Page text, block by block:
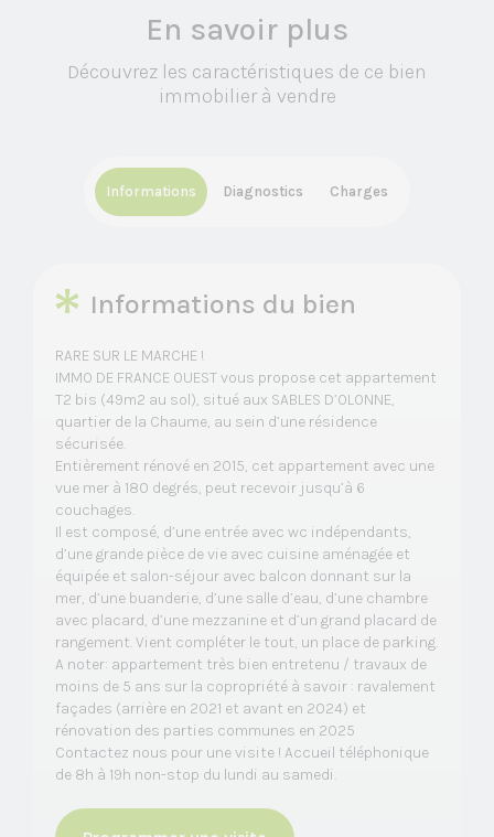
En savoir plus
Découvrez les caractéristiques de ce bien
immobilier à vendre
Informations Diagnostics Charges
Informations du bien
RARE SUR LE MARCHE !
IMMO DE FRANCE OUEST vous propose cet appartement
T2 bis (49m2 au sol), situé aux SABLES D’OLONNE,
quartier de la Chaume, au sein d’une résidence
sécurisée.
Entièrement rénové en 2015, cet appartement avec une
vue mer à 180 degrés, peut recevoir jusqu’à 6
couchages.
Il est composé, d’une entrée avec wc indépendants,
d’une grande pièce de vie avec cuisine aménagée et
équipée et salon-séjour avec balcon donnant sur la
mer, d’une buanderie, d’une salle d’eau, d’une chambre
avec placard, d’une mezzanine et d’un grand placard de
rangement. Vient compléter le tout, un place de parking.
A noter: appartement très bien entretenu / travaux de
moins de 5 ans sur la copropriété à savoir : ravalement
façades (arrière en 2021 et avant en 2024) et
rénovation des parties communes en 2025
Contactez nous pour une visite ! Accueil téléphonique
de 8h à 19h non-stop du lundi au samedi.